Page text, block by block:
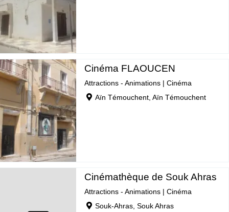
Cinéma FLAOUCEN
Attractions - Animations |Cinéma
Aïn Témouchent, Aïn Témouchent
Cinémathèque de Souk Ahras
Attractions - Animations |Cinéma
Souk-Ahras, Souk Ahras